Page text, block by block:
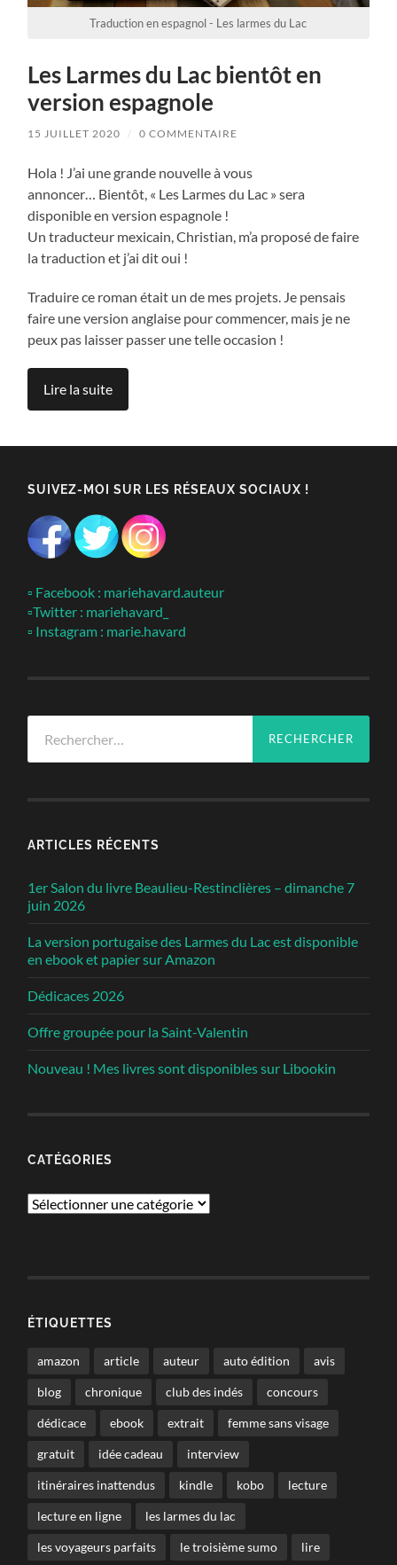
Traduction en espagnol - Les larmes du Lac
Les Larmes du Lac bientôt en
version espagnole
15 JUILLET 2020 / 0 COMMENTAIRE
Hola ! J’ai une grande nouvelle à vous
annoncer… Bientôt, « Les Larmes du Lac » sera
disponible en version espagnole !
Un traducteur mexicain, Christian, m’a proposé de faire
la traduction et j’ai dit oui !
Traduire ce roman était un de mes projets. Je pensais
faire une version anglaise pour commencer, mais je ne
peux pas laisser passer une telle occasion !
Lire la suite
SUIVEZ-MOI SUR LES RÉSEAUX SOCIAUX !
▫ Facebook : mariehavard.auteur
▫Twitter : mariehavard_
▫ Instagram : marie.havard
ARTICLES RÉCENTS
1er Salon du livre Beaulieu-Restinclières – dimanche 7
juin 2026
La version portugaise des Larmes du Lac est disponible
en ebook et papier sur Amazon
Dédicaces 2026
Offre groupée pour la Saint-Valentin
Nouveau ! Mes livres sont disponibles sur Libookin
CATÉGORIES
Catégories
ÉTIQUETTES
amazon article auteur auto édition avis
blog chronique club des indés concours
dédicace ebook extrait femme sans visage
gratuit idée cadeau interview
itinéraires inattendus kindle kobo lecture
lecture en ligne les larmes du lac
les voyageurs parfaits le troisième sumo lire